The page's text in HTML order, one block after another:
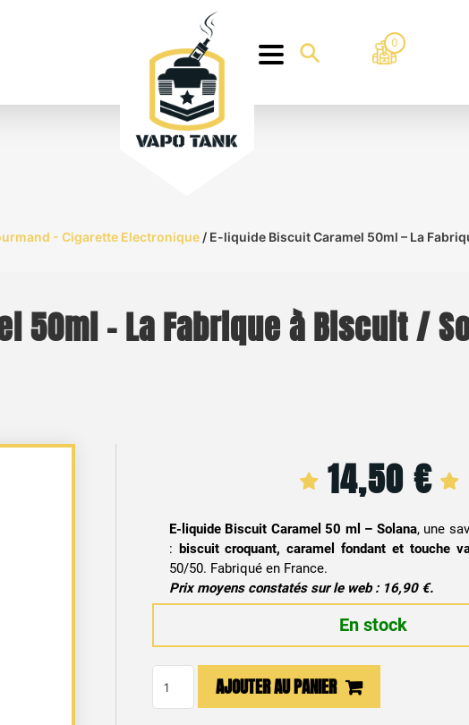
0
- Cigarette Electronique / E-liquide Biscuit Caramel 50ml – La
50ml – La Fabrique à Biscuit /
14,50 €
E-liquide Biscuit Caramel 50 ml – Solana, une
: biscuit croquant, caramel fondant et touche
50/50. Fabriqué en France.
Prix moyens constatés sur le web : 16,90 €.
En stock
AJOUTER AU PANIER